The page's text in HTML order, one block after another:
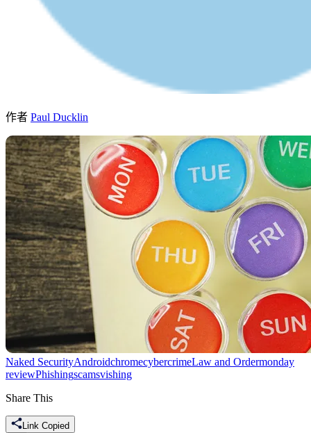
作者 Paul Ducklin
Naked SecurityAndroidchromecybercrimeLaw and Ordermonday
reviewPhishingscamsvishing
Share This
Link Copied